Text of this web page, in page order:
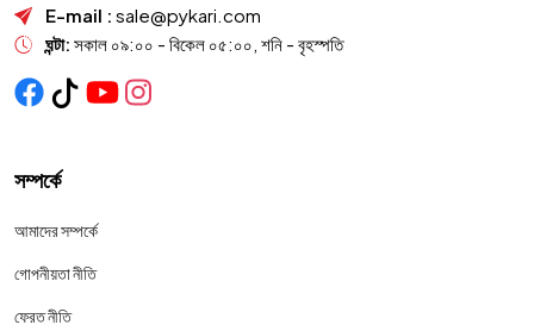
E-mail : sale@pykari.com
ঘন্টা: সকাল ০৯:০০ - বিকেল ০৫:০০, শনি - বৃহস্পতি
সম্পর্কে
আমাদের সম্পর্কে
গোপনীয়তা নীতি
ফেরত নীতি